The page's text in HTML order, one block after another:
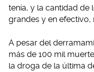
tenía, y la cantidad
grandes y en efectivo,
A pesar del
más de 100 mil
la droga de la última